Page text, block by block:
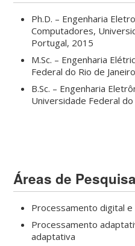
Ph.D. – Engenharia
Computadores,
Portugal, 2015
M.Sc. – Engenharia
Federal do Rio de
B.Sc. – Engenharia
Universidade Federal
Áreas de Pesquisa
Processamento digital
Processamento
adaptativa